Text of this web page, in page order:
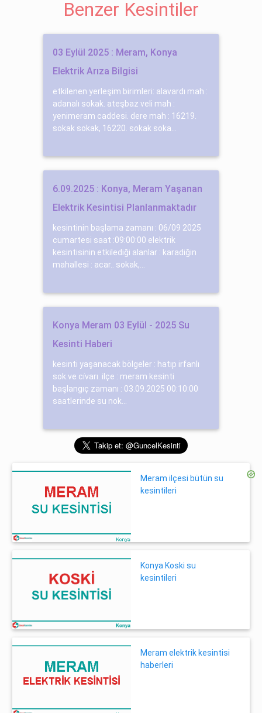
Benzer Kesintiler
03 Eylül 2025 : Meram, Konya
Elektrik Arıza Bilgisi
etkilenen yerleşim birimleri: alavardı mah :
adanalı sokak. ateşbaz veli mah :
yenimeram caddesi. dere mah : 16219.
sokak sokak, 16220. sokak soka...
6.09.2025 : Konya, Meram Yaşanan
Elektrik Kesintisi Planlanmaktadır
kesintinin başlama zamanı : 06/09 2025
cumartesi saat :09:00:00 elektrik
kesintisinin etkilediği alanlar : karadiğin
mahallesi : acar.. sokak,...
Konya Meram 03 Eylül - 2025 Su
Kesinti Haberi
kesinti yaşanacak bölgeler : hatıp i̇rfanlı
sok.ve ci̇varı. ilçe : meram kesinti
başlangıç zamanı : 03.09.2025 00:10:00
saatlerinde su nok...
Meram ilçesi bütün su
kesintileri
Konya Koski su
kesintileri
Meram elektrik kesintisi
haberleri